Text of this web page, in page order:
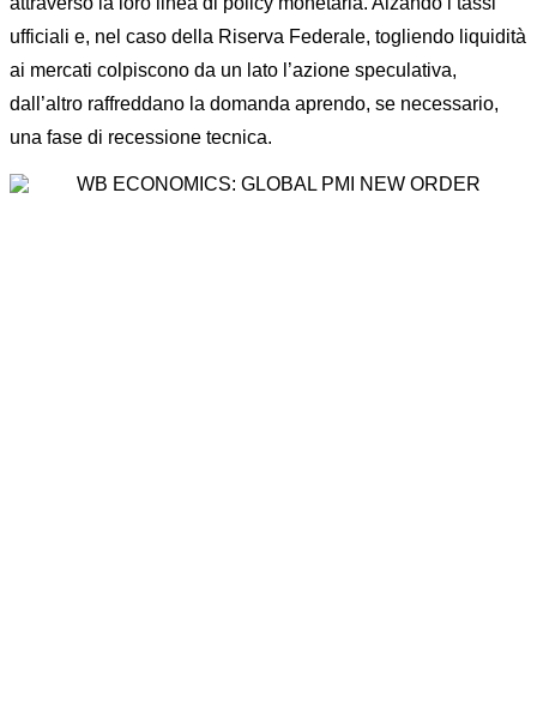
ufficiali e, nel caso della Riserva Federale, togliendo liquidità
ai mercati colpiscono da un lato l’azione speculativa,
dall’altro raffreddano la domanda aprendo, se necessario,
una fase di recessione tecnica.